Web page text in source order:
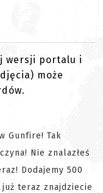
wersji portalu i
może
Gunfire! Tak
Nie znalazłeś
Dodajemy 500
teraz znajdziecie